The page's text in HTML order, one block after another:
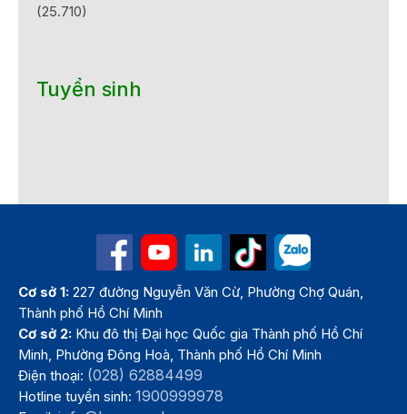
(25.710)
Tuyển sinh
Cơ sở 1: 227 đường Nguyễn Văn Cừ, Phường Chợ Quán,
Thành phố Hồ Chí Minh
Cơ sở 2: Khu đô thị Đại học Quốc gia Thành phố Hồ Chí
Minh, Phường Đông Hoà, Thành phố Hồ Chí Minh
Điện thoại: (028) 62884499
Hotline tuyển sinh:1900999978